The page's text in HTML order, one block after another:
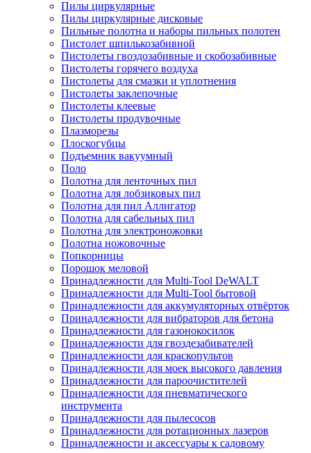
Пилы циркулярные
Пилы циркулярные дисковые
Пильные полотна и наборы пильных полотен
Пистолет шпилькозабивной
Пистолеты гвоздозабивные и скобозабивные
Пистолеты горячего воздуха
Пистолеты для смазки и уплотнения
Пистолеты заклепочные
Пистолеты клеевые
Пистолеты продувочные
Плазморезы
Плоскогубцы
Подъемник вакуумный
Поло
Полотна для ленточных пил
Полотна для лобзиковых пил
Полотна для пил Аллигатор
Полотна для сабельных пил
Полотна для электроножовки
Полотна ножовочные
Попкорницы
Порошок меловой
Принадлежности для Multi-Tool DeWALT
Принадлежности для Multi-Tool бытовой
Принадлежности для аккумуляторных отвёрток
Принадлежности для вибраторов для бетона
Принадлежности для газонокосилок
Принадлежности для гвоздезабивателей
Принадлежности для краскопультов
Принадлежности для моек высокого давления
Принадлежности для пароочистителей
Принадлежности для пневматического
инструмента
Принадлежности для пылесосов
Принадлежности для ротационных лазеров
Принадлежности и аксессуары к садовому